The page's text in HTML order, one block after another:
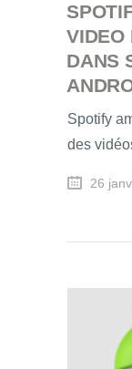
VIDEO
DANS
Spotify
des
26